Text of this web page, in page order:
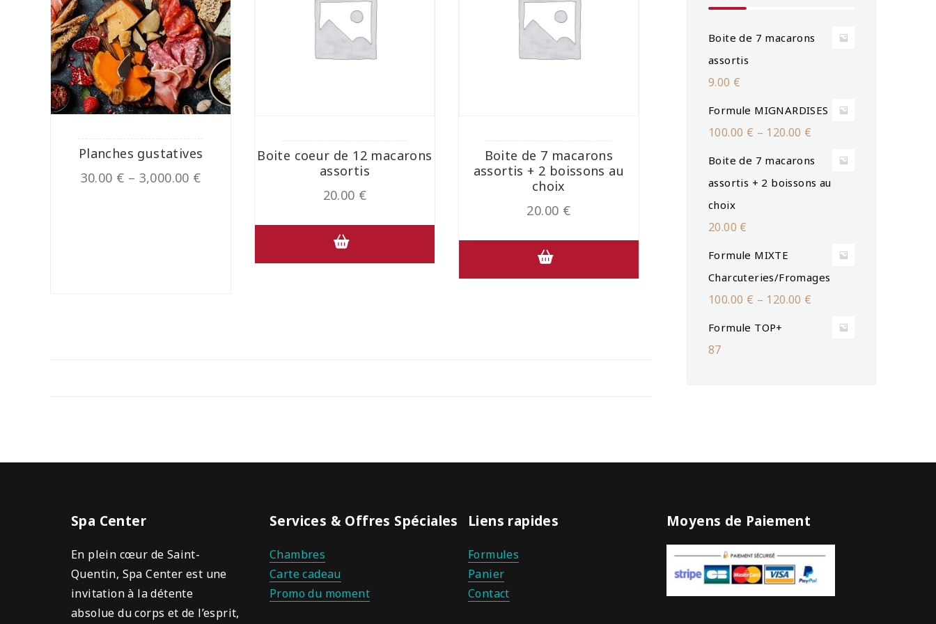
Planches gustatives
30.00 € – 3,000.00 €
Boite coeur de 12 macarons
assortis
20.00 €
Boite de 7 macarons
assortis + 2 boissons au
choix
20.00 €
Boite de 7 macarons
assortis
9.00 €
Formule MIGNARDISES
100.00 € – 120.00 €
Boite de 7 macarons
assortis + 2 boissons au
choix
20.00 €
Formule MIXTE
Charcuteries/Fromages
100.00 € – 120.00 €
Formule TOP+
87
Spa Center
En plein cœur de Saint-
Quentin, Spa Center est une
invitation à la détente
absolue du corps et de l’esprit,
Services & Offres Spéciales
Chambres
Carte cadeau
Promo du moment
Liens rapides
Formules
Panier
Contact
Moyens de Paiement